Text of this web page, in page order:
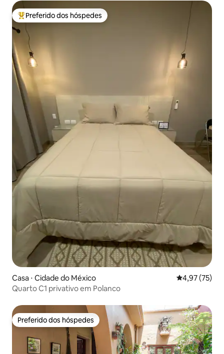
Entre os melhores preferidos dos hóspedes
Preferido dos hóspedes
Casa ⋅ Cidade do México 4,97 de uma
4,97 (75)
Quarto C1 privativo em Polanco
Preferido dos hóspedes
Preferido dos hóspedes